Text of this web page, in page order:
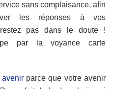
sans complaisance, afin
les réponses à vos
pas dans le doute !
par la voyance carte
avenirparce que votre avenir